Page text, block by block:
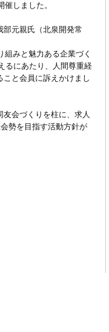
しました。
部元親氏（北泉開発常
みと魅力ある企業づく
るにあたり、人間尊重経
と会員に訴えかけまし
会づくりを柱に、求人
勢を目指す活動方針が